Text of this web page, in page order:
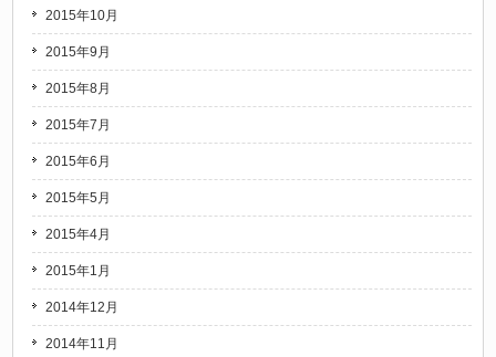
2015年10月
2015年9月
2015年8月
2015年7月
2015年6月
2015年5月
2015年4月
2015年1月
2014年12月
2014年11月